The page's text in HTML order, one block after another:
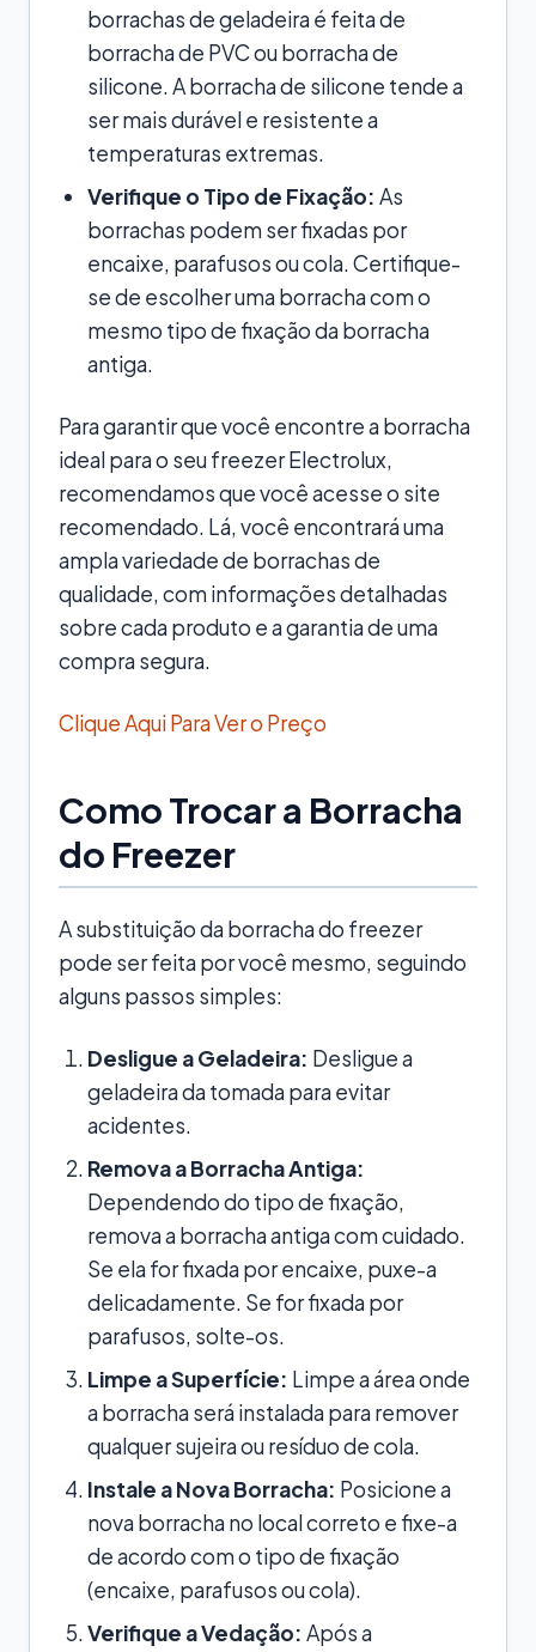
borrachas de geladeira é feita de
borracha de PVC ou borracha de
silicone. A borracha de silicone tende a
ser mais durável e resistente a
temperaturas extremas.
Verifique o Tipo de Fixação: As
borrachas podem ser fixadas por
encaixe, parafusos ou cola. Certifique-
se de escolher uma borracha com o
mesmo tipo de fixação da borracha
antiga.
Para garantir que você encontre a borracha
ideal para o seu freezer Electrolux,
recomendamos que você acesse o site
recomendado. Lá, você encontrará uma
ampla variedade de borrachas de
qualidade, com informações detalhadas
sobre cada produto e a garantia de uma
compra segura.
Clique Aqui Para Ver o Preço
Como Trocar a Borracha
do Freezer
A substituição da borracha do freezer
pode ser feita por você mesmo, seguindo
alguns passos simples:
Desligue a Geladeira: Desligue a
geladeira da tomada para evitar
acidentes.
Remova a Borracha Antiga:
Dependendo do tipo de fixação,
remova a borracha antiga com cuidado.
Se ela for fixada por encaixe, puxe-a
delicadamente. Se for fixada por
parafusos, solte-os.
Limpe a Superfície: Limpe a área onde
a borracha será instalada para remover
qualquer sujeira ou resíduo de cola.
Instale a Nova Borracha: Posicione a
nova borracha no local correto e fixe-a
de acordo com o tipo de fixação
(encaixe, parafusos ou cola).
Verifique a Vedação: Após a